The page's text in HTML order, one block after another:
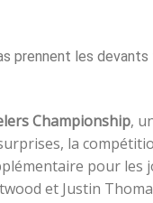
prennent les
Championship,
la
pour les
et Justin